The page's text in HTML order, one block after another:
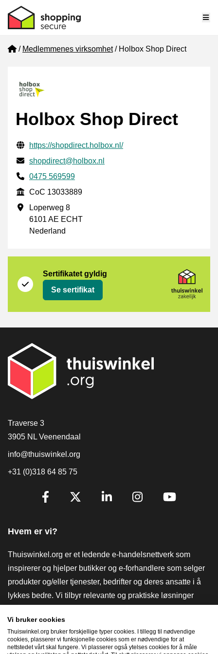
Home
Medlemmenes virksomhet Holbox Shop Direct
Holbox Shop Direct
Verifisert kontaktinformasjon
Website URL
https://shopdirect.holbox.nl/
E-post
shopdirect@holbox.nl
Phone number
0475 569599
CoC
CoC 13033889
Forretningsadresse
Loperweg 8
6101 AE ECHT
Nederland
Sertifikatet gyldig
Se sertifikat
[_General:Contact]
Traverse 3
3905 NL Veenendaal
info@thuiswinkel.org
+31 (0)318 64 85 75
[_General:SocialMediaTitle]
Hvem er vi?
Thuiswinkel.org er et ledende e-handelsnettverk som
inspirerer og hjelper butikker og e-forhandlere som selger
produkter og/eller tjenester, bedrifter og deres ansatte i å
lykkes bedre. Vi tilbyr relevante og praktiske løsninger
verktøy og råd, advokatvirksomhet, markedsundersøkelser,
og har vår egen utdanningsplattform, Thuiswinkel e-
Academy.
Vi bruker cookies
Thuiswinkel.org bruker forskjellige typer cookies. I tillegg til nødvendige
cookies, plasserer vi funksjonelle cookies som er nødvendige for at
nettstedet vårt skal fungere. Vi plasserer også ytelses cookies for å måle